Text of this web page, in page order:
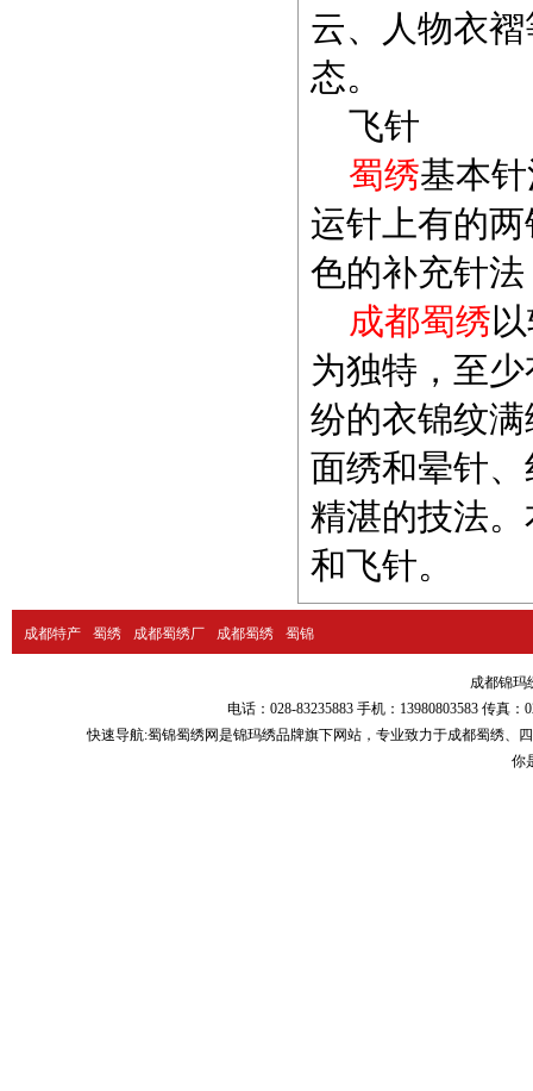
云、人物衣
态。
飞针
蜀绣基本
运针上有的
色的补充针
成都蜀绣
为独特，至
纷的衣锦纹
面绣和晕针
精湛的技法
和飞针。
成都特产 蜀绣 成都蜀绣厂 成都蜀绣 蜀锦
成都锦玛
电话：028-83235883 手机：13980803583 传真
快速导航:蜀锦蜀绣网是锦玛绣品牌旗下网站，专业致力于成都蜀绣、
你